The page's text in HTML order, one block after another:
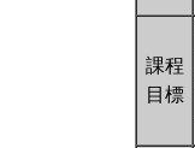
課程
目標